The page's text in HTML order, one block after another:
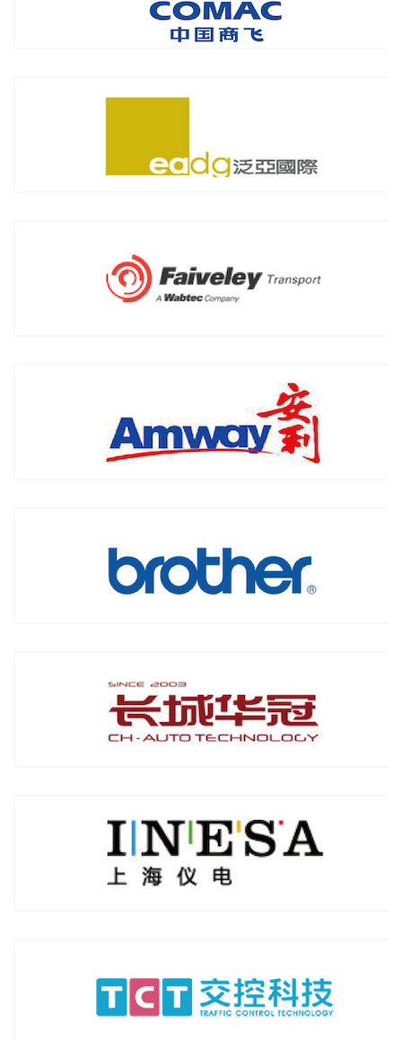
泛亚景观设计(上海)有限公司
2011年7月签约 「景观设计」
上海法维莱交通车辆设备有限公司
2012年03月签约 「法国外资 轨道交通设备研发及制造」
安利(中国)日用品有限公司
滨江兄弟信息技术（杭州）有限公司
2014年02月签约「日本外资 打印机软件研发」
北京长城华冠汽车科技股份有限公司
上海仪电物联技术股份有限公司
交控科技股份有限公司
金风科技股份有限公司